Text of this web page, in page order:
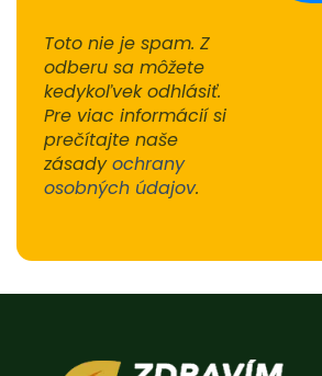
Toto nie je spam. Z
odberu sa môžete
kedykoľvek odhlásiť.
Pre viac informácií si
prečítajte naše
zásadyochrany
osobných údajov.